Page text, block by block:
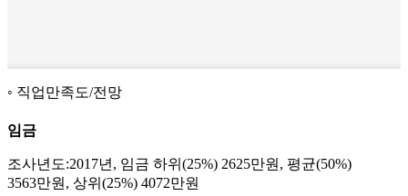
직업만족도/전망
임금
조사년도:2017년, 임금 하위(25%) 2625만원, 평균(50%)
3563만원, 상위(25%) 4072만원